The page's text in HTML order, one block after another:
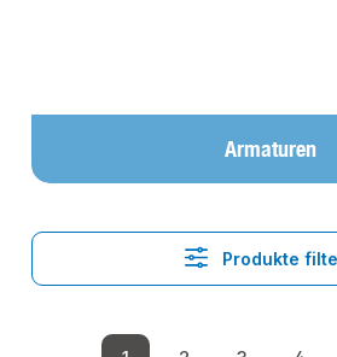
Armaturen
Produkte